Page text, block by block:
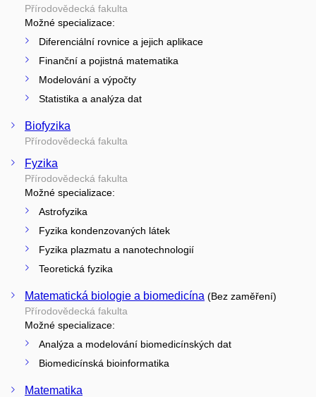
Přírodovědecká fakulta
Možné specializace:
Diferenciální rovnice a jejich aplikace
Finanční a pojistná matematika
Modelování a výpočty
Statistika a analýza dat
Biofyzika
Přírodovědecká fakulta
Fyzika
Přírodovědecká fakulta
Možné specializace:
Astrofyzika
Fyzika kondenzovaných látek
Fyzika plazmatu a nanotechnologií
Teoretická fyzika
Matematická biologie a biomedicína (Bez zaměření)
Přírodovědecká fakulta
Možné specializace:
Analýza a modelování biomedicínských dat
Biomedicínská bioinformatika
Matematika